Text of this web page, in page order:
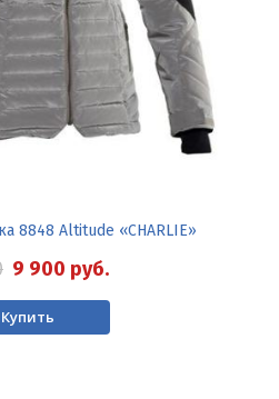
8848 Altitude «CHARLIE»
9 900 руб.
Купить